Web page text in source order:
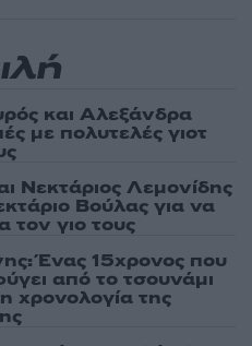
και Αλεξάνδρα
με πολυτελές γιοτ
Νεκτάριος Λεμονίδης
Βούλας για να
τον γιο τους
Ένας 15χρονος που
από το τσουνάμι
χρονολογία της